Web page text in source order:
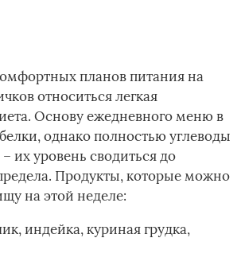
планов питания на
относиться легкая
Основу ежедневного меню в
однако полностью углеводы
их уровень сводиться до
Продукты, которые можно
на этой неделе:
индейка, куриная грудка,